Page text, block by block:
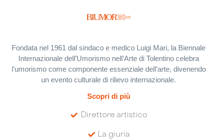
Fondata nel 1961 dal sindaco e medico Luigi Mari, la Biennale
Internazionale dell’Umorismo nell’Arte di Tolentino celebra
l’umorismo come componente essenziale dell’arte, divenendo
un evento culturale di rilievo internazionale.
Scopri di più
Direttore artistico
La giuria